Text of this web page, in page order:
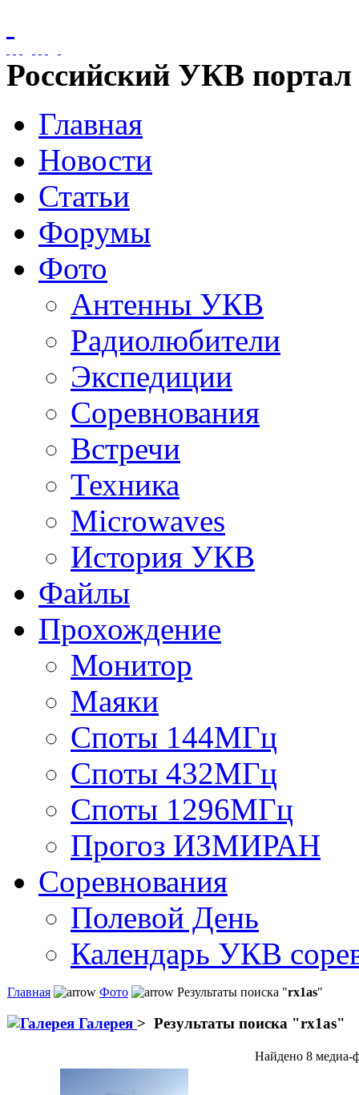
Российский УКВ портал
Главная
Новости
Статьи
Форумы
Фото
Антенны УКВ
Радиолюбители
Экспедиции
Соревнования
Встречи
Техника
Microwaves
История УКВ
Файлы
Прохождение
Монитор
Маяки
Споты 144МГц
Споты 432МГц
Споты 1296МГц
Прогоз ИЗМИРАН
Соревнования
Полевой День
Календарь УКВ
Главная Фото Результаты поиска "rx1as"
Галерея > Результаты поиска "rx1as"
Найдено 8 медиа-